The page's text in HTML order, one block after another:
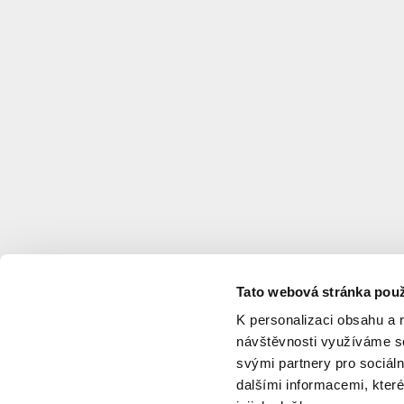
Tato webová stránka
K personalizaci obsahu
návštěvnosti využíváme
svými partnery pro
dalšími informacemi,